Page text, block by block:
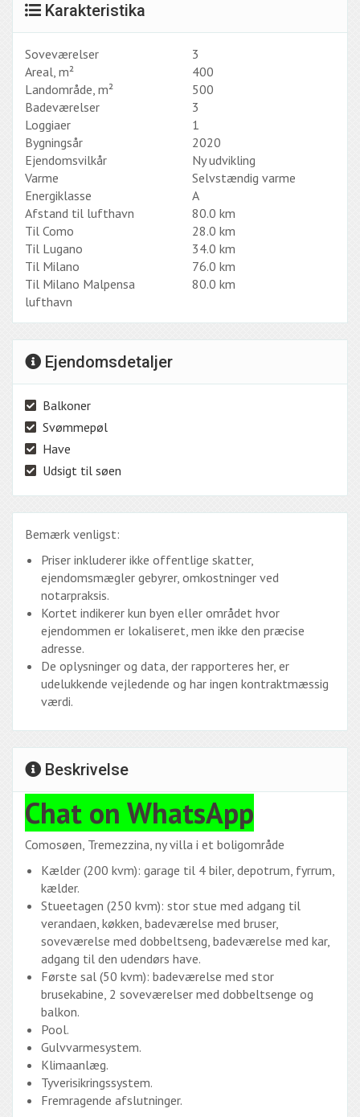
Karakteristika
Soveværelser
3
Areal, m²
400
Landområde, m²
500
Badeværelser
3
Loggiaer
1
Bygningsår
2020
Ejendomsvilkår
Ny udvikling
Varme
Selvstændig varme
Energiklasse
A
Afstand til lufthavn
80.0 km
Til Como
28.0 km
Til Lugano
34.0 km
Til Milano
76.0 km
Til Milano Malpensa
lufthavn
80.0 km
Ejendomsdetaljer
Balkoner
Svømmepøl
Have
Udsigt til søen
Bemærk venligst:
Priser inkluderer ikke offentlige skatter,
ejendomsmægler gebyrer, omkostninger ved
notarpraksis.
Kortet indikerer kun byen eller området hvor
ejendommen er lokaliseret, men ikke den præcise
adresse.
De oplysninger og data, der rapporteres her, er
udelukkende vejledende og har ingen kontraktmæssig
værdi.
Beskrivelse
Chat on WhatsApp
Comosøen, Tremezzina, ny villa i et boligområde
Kælder (200 kvm): garage til 4 biler, depotrum, fyrrum,
kælder.
Stueetagen (250 kvm): stor stue med adgang til
verandaen, køkken, badeværelse med bruser,
soveværelse med dobbeltseng, badeværelse med kar,
adgang til den udendørs have.
Første sal (50 kvm): badeværelse med stor
brusekabine, 2 soveværelser med dobbeltsenge og
balkon.
Pool.
Gulvvarmesystem.
Klimaanlæg.
Tyverisikringssystem.
Fremragende afslutninger.